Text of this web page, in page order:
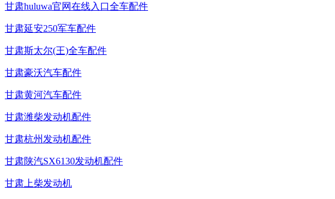
甘肃huluwa官网在线入口全车配件
甘肃延安250军车配件
甘肃斯太尔(王)全车配件
甘肃豪沃汽车配件
甘肃黄河汽车配件
甘肃潍柴发动机配件
甘肃杭州发动机配件
甘肃陕汽SX6130发动机配件
甘肃上柴发动机